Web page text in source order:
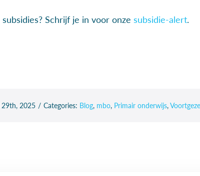
Schrijf je in voor onze subsidie-alert.
29th, 2025 / Categories: Blog, mbo, Primair onderwijs,